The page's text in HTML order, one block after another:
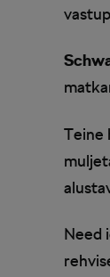
Teine
Need